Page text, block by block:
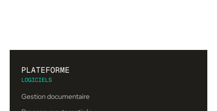
PLATEFORME
LOGICIELS
Gestion documentaire